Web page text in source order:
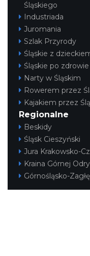
Śląskiego
Industriada
Juromania
Szlak Przyrody
Śląskie z
Śląskie po zdrowie
Narty w Śląskim
Rowerem przez
Kajakiem przez
Regionalne
Beskidy
Śląsk Cieszyński
Jura Krakowsko-
Kraina Górnej Odry
Górnośląsko-